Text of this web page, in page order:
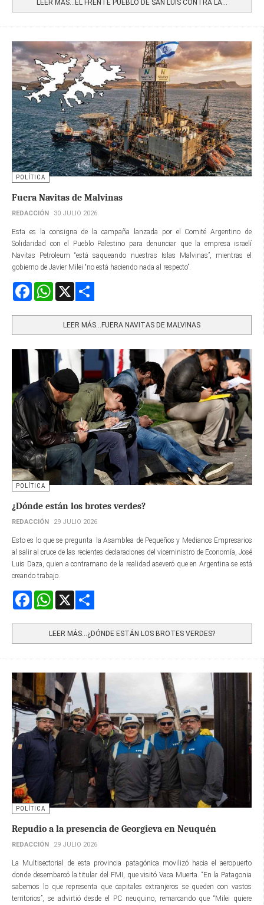
LEER MÁS…EL FRENTE PUEBLO DE SAN LUIS CONTRA LA...
POLÍTICA
Fuera Navitas de Malvinas
REDACCIÓN 30 JULIO 2026
Esta es la consigna de la campaña lanzada por el Comité Argentino de
Solidaridad con el Pueblo Palestino para denunciar que la empresa israelí
Navitas Petroleum “está saqueando nuestras Islas Malvinas”, mientras el
gobierno de Javier Milei “no está haciendo nada al respecto”.
FacebookWhatsApp
LEER MÁS…FUERA NAVITAS DE MALVINAS
POLÍTICA
¿Dónde están los brotes verdes?
REDACCIÓN 29 JULIO 2026
Esto es lo que se pregunta la Asamblea de Pequeños y Medianos Empresarios
al salir al cruce de las recientes declaraciones del viceministro de Economía, José
Luis Daza, quien a contramano de la realidad aseveró que en Argentina se está
creando trabajo.
FacebookWhatsApp
LEER MÁS…¿DÓNDE ESTÁN LOS BROTES VERDES?
POLÍTICA
Repudio a la presencia de Georgieva en Neuquén
REDACCIÓN 29 JULIO 2026
La Multisectorial de esta provincia patagónica movilizó hacia el aeropuerto
donde desembarcó la titular del FMI, que visitó Vaca Muerta. “En la Patagonia
sabemos lo que representa que capitales extranjeros se queden con vastos
territorios”, se advirtió desde el PC neuquino, remarcando que “Milei quiere